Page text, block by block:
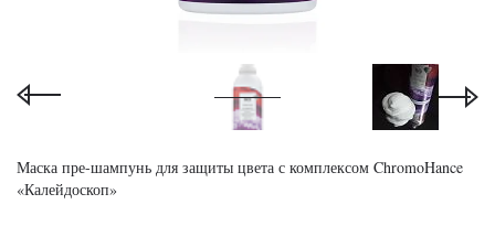
Маска пре-шампунь для защиты цвета с комплексом ChromoHance
«Калейдоскоп»